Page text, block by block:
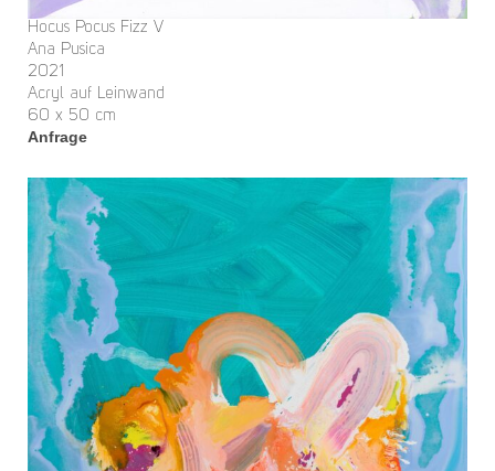
Hocus Pocus Fizz V
Ana Pusica
2021
Acryl auf Leinwand
60 x 50 cm
Anfrage